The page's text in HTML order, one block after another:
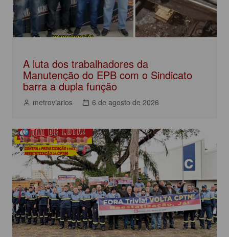
A luta dos trabalhadores da
Manutenção do EPB com o Sindicato
barra a dupla função
metroviarios 6 de agosto de 2026